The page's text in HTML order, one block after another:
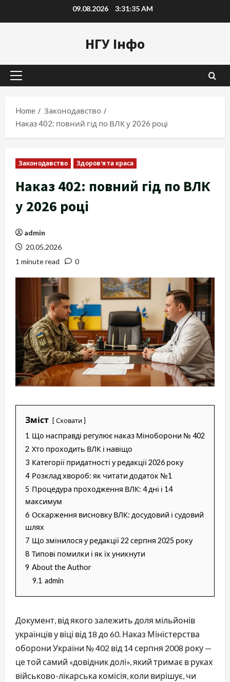
to
09.08.2026 3:31:36 AM
НГУ Інфо
Primary
Home
Законодавство
Наказ 402: повний гід по ВЛК у 2026 році
Законодавство Здоров'я та краса
Наказ 402: повний гід по ВЛК
у 2026 році
admin
20.05.2026
1 minute read
0
Зміст Сховати
1 Що насправді регулює наказ Міноборони № 402
2 Хто проходить ВЛК і навіщо
3 Категорії придатності у редакції 2026 року
4 Розклад хвороб: як читати додаток №1
5 Процедура проходження ВЛК: 4 дні і 14
максимум
6 Оскарження висновку ВЛК: досудовий і судовий
шлях
7 Що змінилося у редакції 22 серпня 2025 року
8 Типові помилки і як їх уникнути
9 About the Author
9.1 admin
Документ, від якого залежить доля мільйонів
українців у віці від 18 до 60. Наказ Міністерства
оборони України № 402 від 14 серпня 2008 року —
це той самий «довідник долі», який тримає в руках
військово-лікарська комісія, коли вирішує, чи